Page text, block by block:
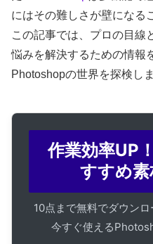
にはその難しさが壁になる
この記事では、プロの目線
悩みを解決するための情報
Photoshopの世界を探検し
作業効率UP
すすめ
10点まで無料でダウン
今すぐ使える